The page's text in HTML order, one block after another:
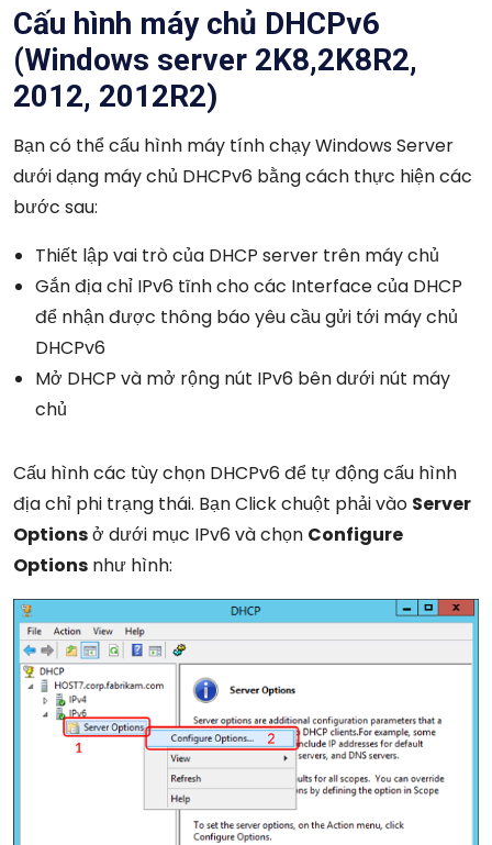
Cấu hình máy chủ DHCPv6
(Windows server 2K8,2K8R2,
2012, 2012R2)
Bạn có thể cấu hình máy tính chạy Windows Server
dưới dạng máy chủ DHCPv6 bằng cách thực hiện các
bước sau:
Thiết lập vai trò của DHCP server trên máy chủ
Gắn địa chỉ IPv6 tĩnh cho các Interface của DHCP
để nhận được thông báo yêu cầu gửi tới máy chủ
DHCPv6
Mở DHCP và mở rộng nút IPv6 bên dưới nút máy
chủ
Cấu hình các tùy chọn DHCPv6 để tự động cấu hình
địa chỉ phi trạng thái. Bạn Click chuột phải vào Server
Optionsở dưới mục IPv6 và chọn Configure
Options như hình: